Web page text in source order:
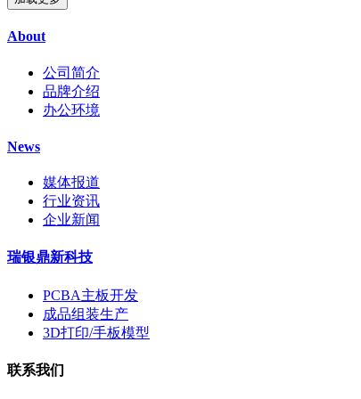
About
公司简介
品牌介绍
办公环境
News
媒体报道
行业资讯
企业新闻
瑞银鼎新科技
PCBA主板开发
成品组装生产
3D打印/手板模型
联系我们